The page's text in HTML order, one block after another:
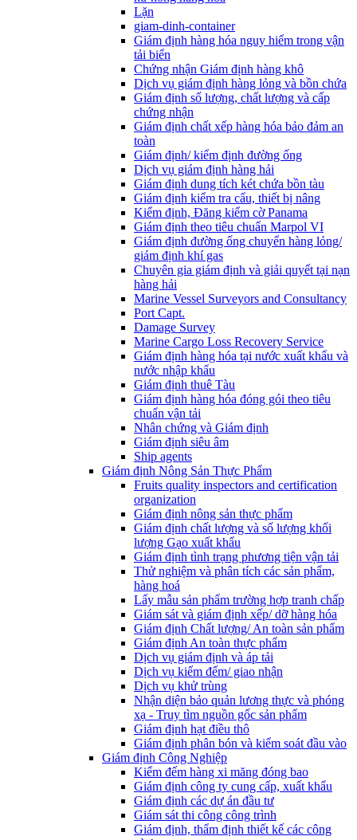
Lặn
giam-dinh-container
Giám định hàng hóa nguy hiểm trong vận
tải biển
Chứng nhận Giám định hàng khô
Dịch vụ giám định hàng lỏng và bồn chứa
Giám định số lượng, chất lượng và cấp
chứng nhận
Giám định chất xếp hàng hóa bảo đảm an
toàn
Giám định/ kiểm định đường ống
Dịch vụ giám định hàng hải
Giám định dung tích két chứa bồn tàu
Giám định kiểm tra cẩu, thiết bị nâng
Kiểm định, Đăng kiểm cờ Panama
Giám định theo tiêu chuẩn Marpol VI
Giám định đường ống chuyển hàng lỏng/
giám định khí gas
Chuyên gia giám định và giải quyết tại nạn
hàng hải
Marine Vessel Surveyors and Consultancy
Port Capt.
Damage Survey
Marine Cargo Loss Recovery Service
Giám định hàng hóa tại nước xuất khẩu và
nước nhập khẩu
Giám định thuê Tàu
Giám định hàng hóa đóng gói theo tiêu
chuẩn vận tải
Nhân chứng và Giám định
Giám định siêu âm
Ship agents
Giám định Nông Sản Thực Phẩm
Fruits quality inspectors and certification
organization
Giám định nông sản thực phẩm
Giám định chất lượng và số lượng khối
lượng Gạo xuất khẩu
Giám định tình trạng phương tiện vận tải
Thử nghiệm và phân tích các sản phẩm,
hàng hoá
Lấy mẫu sản phẩm trường hợp tranh chấp
Giám sát và giám định xếp/ dỡ hàng hóa
Giám định Chất lượng/ An toàn sản phẩm
Giám định An toàn thực phẩm
Dịch vụ giám định và áp tải
Dịch vụ kiểm đếm/ giao nhận
Dịch vụ khử trùng
Nhận diện bảo quản lương thực và phóng
xạ - Truy tìm nguồn gốc sản phẩm
Giám định hạt điều thô
Giám định phân bón và kiểm soát đầu vào
Giám định Công Nghiệp
Kiểm đếm hàng xi măng đóng bao
Giám định công ty cung cấp, xuất khẩu
Giám định các dự án đầu tư
Giám sát thi công công trình
Giám định, thẩm định thiết kế các công